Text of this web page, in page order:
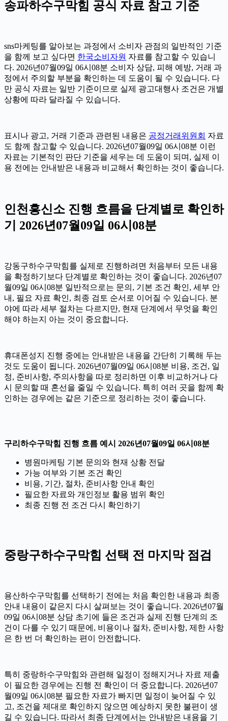
송파하수구막힘 공식 자료 참고 기준
sns마케팅를 알아보는 과정에서 소비자 관점의 일반적인 기준
을 함께 보고 싶다면 한국소비자원 자료를 참고할 수 있습니
다. 2026년07월09일 06시08분 소비자 상담, 피해 예방, 거래 과
정에서 주의할 부분을 확인하는 데 도움이 될 수 있습니다. 다
만 공식 자료는 일반 기준이므로 실제 광고대행사 조건은 개별
상황에 따라 달라질 수 있습니다.
표시나 광고, 거래 기준과 관련된 내용은 공정거래위원회 자료
도 함께 참고할 수 있습니다. 2026년07월09일 06시08분 이런
자료는 기본적인 판단 기준을 세우는 데 도움이 되며, 실제 이
용 전에는 안내받은 내용과 비교해서 확인하는 것이 좋습니다.
인천흥신소 진행 흐름을 단계별로 확인하
기 2026년07월09일 06시08분
강동구하수구막힘를 실제로 진행하려면 처음부터 모든 내용
을 확정하기보다 단계별로 확인하는 것이 좋습니다. 2026년07
월09일 06시08분 일반적으로는 문의, 기본 조건 확인, 세부 안
내, 필요 자료 확인, 최종 검토 순서로 이어질 수 있습니다. 분
야에 따라 세부 절차는 다르지만, 현재 단계에서 무엇을 확인
해야 하는지 아는 것이 중요합니다.
휴대폰성지 진행 중에는 안내받은 내용을 간단히 기록해 두는
것도 도움이 됩니다. 2026년07월09일 06시08분 비용, 조건, 일
정, 준비사항, 주의사항을 따로 정리하면 이후 비교하거나 다
시 문의할 때 혼선을 줄일 수 있습니다. 특히 여러 곳을 함께 확
인하는 경우에는 같은 기준으로 정리하는 것이 좋습니다.
구리하수구막힘 진행 흐름 예시 2026년07월09일 06시08분
병원마케팅 기본 문의와 현재 상황 전달
가능 여부와 기본 조건 확인
비용, 기간, 절차, 준비사항 안내 확인
필요한 자료와 개인정보 활용 범위 확인
최종 진행 전 조건 다시 확인하기
중랑구하수구막힘 선택 전 마지막 점검
용산하수구막힘를 선택하기 전에는 처음 확인한 내용과 최종
안내 내용이 같은지 다시 살펴보는 것이 좋습니다. 2026년07월
09일 06시08분 상담 초기에 들은 조건과 실제 진행 단계의 조
건이 다를 수 있기 때문에, 비용이나 절차, 준비사항, 제한 사항
은 한 번 더 확인하는 편이 안전합니다.
특히 중랑하수구막힘와 관련해 일정이 정해지거나 자료 제출
이 필요한 경우에는 진행 전 확인이 더 중요합니다. 2026년07
월09일 06시08분 필요한 자료가 빠지면 일정이 늦어질 수 있
고, 조건을 제대로 확인하지 않으면 예상하지 못한 불편이 생
길 수 있습니다. 따라서 최종 단계에서는 안내받은 내용을 기